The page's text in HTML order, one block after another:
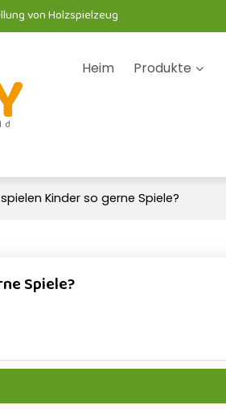
von Holzspielzeug
Heim Produkte
Kinder so gerne Spiele?
Spiele?